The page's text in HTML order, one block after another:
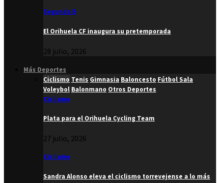
Segunda B
El Orihuela CF inaugura su pretemporada
28 julio, 2026
Más Deportes
Ciclismo Tenis Gimnasia Baloncesto Fútbol Sala
Voleybol Balonmano Otros Deportes
Ciclismo
Plata para el Orihuela Cycling Team
27 julio, 2026
Ciclismo
Sandra Alonso eleva el ciclismo torrevejense a lo más